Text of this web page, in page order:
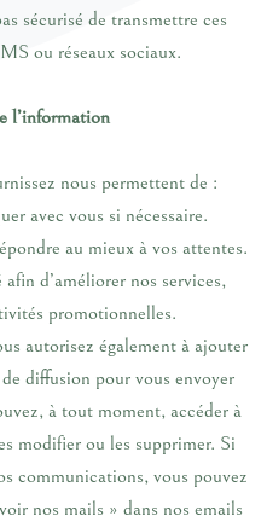
sécurisé de transmettre ces
ou réseaux sociaux.
l’information
nous permettent de :
avec vous si nécessaire.
au mieux à vos attentes.
d’améliorer nos services,
promotionnelles.
autorisez également à ajouter
diffusion pour vous envoyer
à tout moment, accéder à
modifier ou les supprimer. Si
communications, vous pouvez
nos mails » dans nos emails